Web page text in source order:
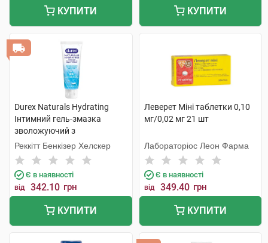
КУПИТИ КУПИТИ
Durex Naturals Hydrating
Інтимний гель-змазка
зволожуючий з
гіалуроновою кислотою 100
мл 1 туба
Реккітт Бенкізер Хелскер
Є в наявності
від 342.10 грн
КУПИТИ
Леверет Міні таблетки 0,10
мг/0,02 мг 21 шт
Лабораторіос Леон Фарма
Є в наявності
від 349.40 грн
КУПИТИ